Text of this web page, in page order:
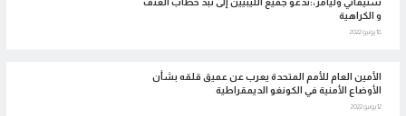
و الكراهية
18 يونيو 2022
الأمين العام للأمم المتحدة يعرب عن عميق قلقه بشأن
الأوضاع الأمنية في الكونغو الديمقراطية
12 يونيو 2022